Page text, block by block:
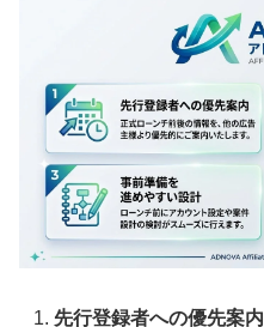
先行登録者への優先案内